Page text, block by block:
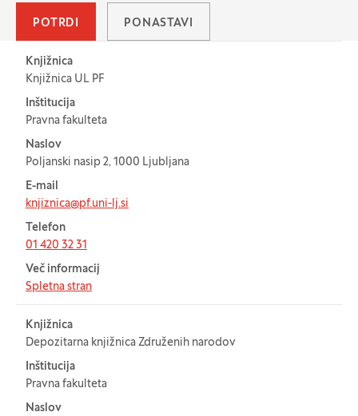
POTRDI PONASTAVI
Knjižnica
Knjižnica UL PF
Inštitucija
Pravna fakulteta
Naslov
Poljanski nasip 2, 1000 Ljubljana
E-mail
knjiznica@pf.uni-lj.si
Telefon
01 420 32 31
Več informacij
Spletna stran
Knjižnica
Depozitarna knjižnica Združenih narodov
Inštitucija
Pravna fakulteta
Naslov